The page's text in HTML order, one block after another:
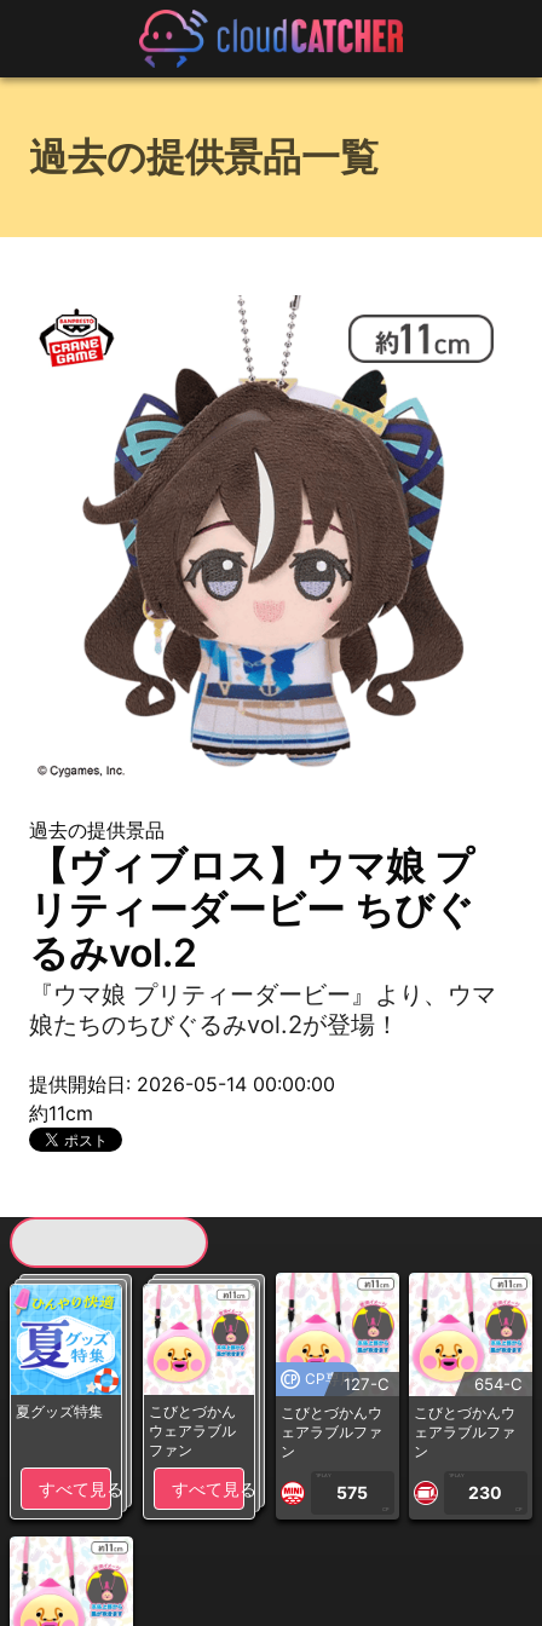
過去の提供景品一覧
過去の提供景品
【ヴィブロス】ウマ娘 プ
リティーダービー ちびぐ
るみvol.2
『ウマ娘 プリティーダービー』より、ウマ
娘たちのちびぐるみvol.2が登場！
提供開始日: 2026-05-14 00:00:00
約11cm
夏グッズ特集
すべて見る
こびとづかん
ウェアラブル
ファン
すべて見る
CP専用127-C
こびとづかんウ
ェアラブルファ
ン
1PLAY
575
CP
654-C
こびとづかんウ
ェアラブルファ
ン
1PLAY
230
CP